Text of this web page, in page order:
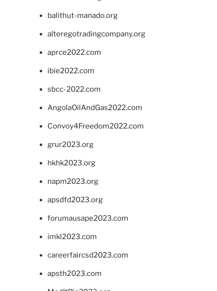
balithut-manado.org
alteregotradingcompany.org
aprce2022.com
ibie2022.com
sbcc-2022.com
AngolaOilAndGas2022.com
Convoy4Freedom2022.com
grur2023.org
hkhk2023.org
napm2023.org
apsdfd2023.org
forumausape2023.com
imkl2023.com
careerfaircsd2023.com
apsth2023.com